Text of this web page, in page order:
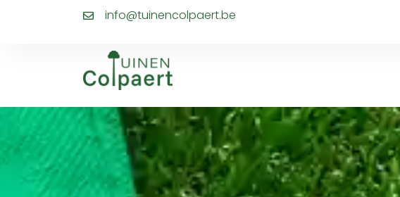
info@tuinencolpaert.be